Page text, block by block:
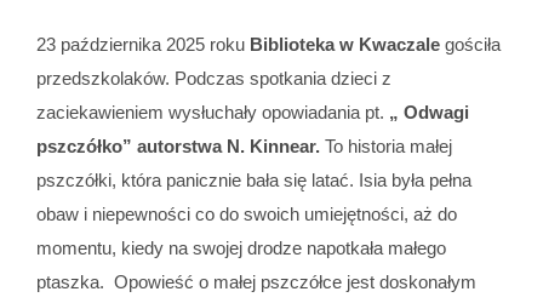
23 października 2025 roku Biblioteka w Kwaczale gościła
przedszkolaków. Podczas spotkania dzieci z
zaciekawieniem wysłuchały opowiadania pt. „ Odwagi
pszczółko” autorstwa N. Kinnear. To historia małej
pszczółki, która panicznie bała się latać. Isia była pełna
obaw i niepewności co do swoich umiejętności, aż do
momentu, kiedy na swojej drodze napotkała małego
ptaszka. Opowieść o małej pszczółce jest doskonałym